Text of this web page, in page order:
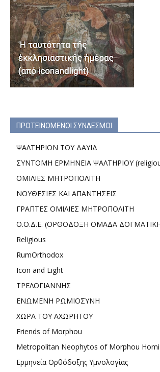
ΠΡΟΤΕΙΝΟΜΕΝΟΙ ΣΥΝΔΕΣΜΟΙ
ΨΑΛΤΗΡΙΟΝ ΤΟΥ ΔΑΥΙΔ
ΣΥΝΤΟΜΗ ΕΡΜΗΝΕΙΑ ΨΑΛΤΗΡΙΟΥ
ΟΜΙΛΙΕΣ ΜΗΤΡΟΠΟΛΙΤΗ
ΝΟΥΘΕΣΙΕΣ ΚΑΙ ΑΠΑΝΤΗΣΕΙΣ
ΓΡΑΠΤΕΣ ΟΜΙΛΙΕΣ ΜΗΤΡΟΠΟΛΙΤΗ
Ο.Ο.Δ.Ε. (ΟΡΘΟΔΟΞΗ ΟΜΑΔΑ
Religious
RumOrthodox
Icon and Light
ΤΡΕΛΟΓΙΑΝΝΗΣ
ΕΝΩΜΕΝΗ ΡΩΜΙΟΣΥΝΗ
ΧΩΡΑ ΤΟΥ ΑΧΩΡΗΤΟΥ
Friends of Morphou
Metropolitan Neophytos of Morphou
Ερμηνεία Ορθόδοξης Υμνολογίας